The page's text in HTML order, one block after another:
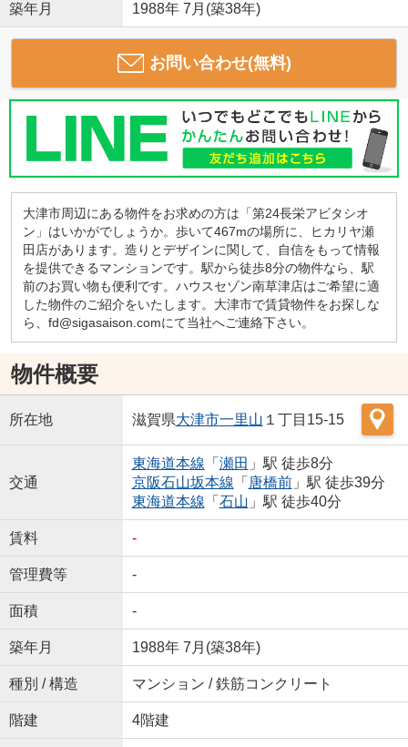
築年月 1988年 7月(築38年)
お問い合わせ(無料)
大津市周辺にある物件をお求めの方は「第24長栄アビタシオ
ン」はいかがでしょうか。歩いて467mの場所に、ヒカリヤ瀬
田店があります。造りとデザインに関して、自信をもって情報
を提供できるマンションです。駅から徒歩8分の物件なら、駅
前のお買い物も便利です。ハウスセゾン南草津店はご希望に適
した物件のご紹介をいたします。大津市で賃貸物件をお探しな
ら、fd@sigasaison.comにて当社へご連絡下さい。
物件概要
所在地 滋賀県大津市一里山 １丁目15-15
交通
東海道本線 「 瀬田 」駅 徒歩8分
京阪石山坂本線 「 唐橋前」駅 徒歩39分
東海道本線 「 石山 」駅 徒歩40分
賃料 -
管理費等 -
面積 -
築年月 1988年 7月(築38年)
種別 / 構造 マンション / 鉄筋コンクリート
階建 4階建